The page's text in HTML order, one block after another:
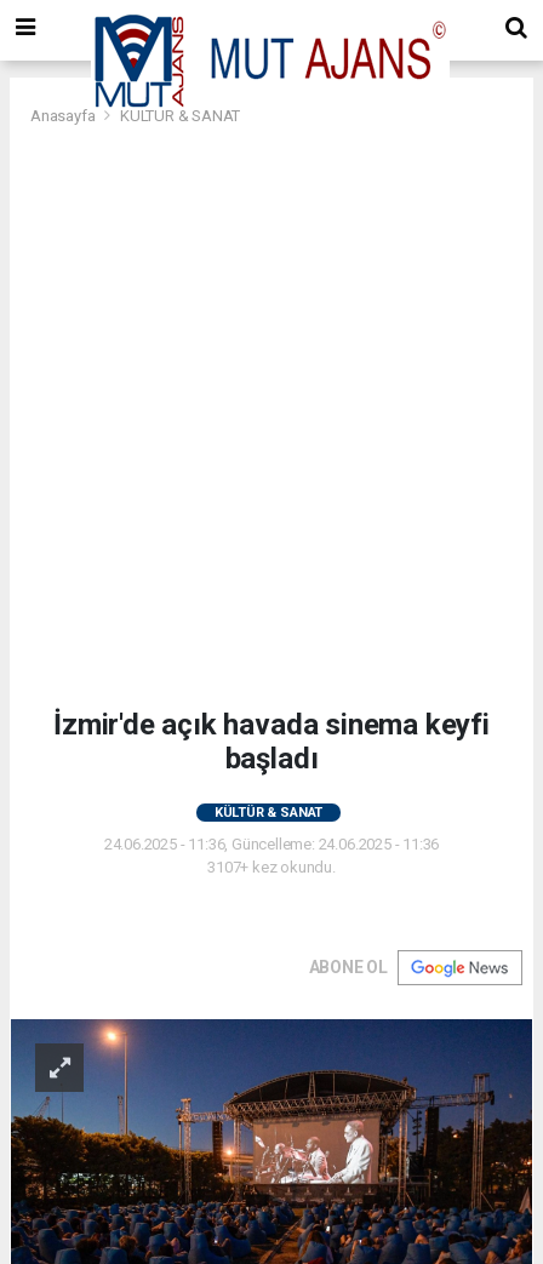
Anasayfa KÜLTÜR & SANAT
İzmir'de açık havada sinema keyfi
başladı
KÜLTÜR & SANAT
24.06.2025 - 11:36, Güncelleme: 24.06.2025 - 11:36
3107+ kez okundu.
ABONE OL